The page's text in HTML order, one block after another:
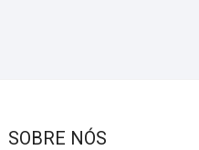
SOBRE NÓS